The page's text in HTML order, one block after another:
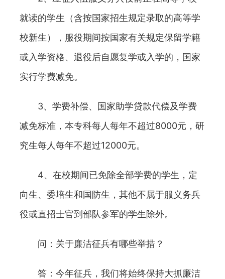
就读的学生（含按国家招生规定录取的高等学
校新生），服役期间按国家有关规定保留学籍
或入学资格、退役后自愿复学或入学的，国家
实行学费减免。
3、学费补偿、国家助学贷款代偿及学费
减免标准，本专科每人每年不超过8000元，研
究生每人每年不超过12000元。
4、在校期间已免除全部学费的学生，定
向生、委培生和国防生，其他不属于服义务兵
役或直招士官到部队参军的学生除外。
问：关于廉洁征兵有哪些举措？
答：今年征兵，我们将始终保持大抓廉洁